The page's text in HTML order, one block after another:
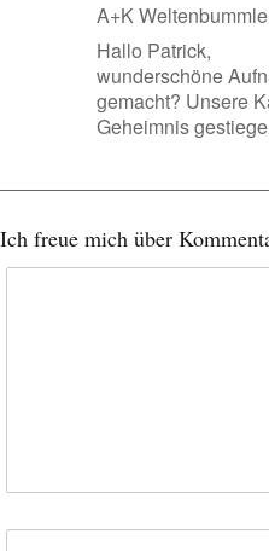
A+K
Hallo Patrick,
wunderschöne
gemacht? Unsere
Geheimnis
Ich freue mich über